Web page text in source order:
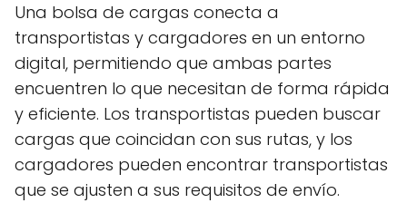
Una bolsa de cargas conecta a
transportistas y cargadores en un entorno
digital, permitiendo que ambas partes
encuentren lo que necesitan de forma rápida
y eficiente. Los transportistas pueden buscar
cargas que coincidan con sus rutas, y los
cargadores pueden encontrar transportistas
que se ajusten a sus requisitos de envío.